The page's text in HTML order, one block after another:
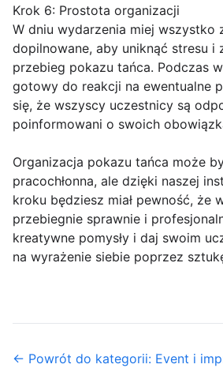
Krok 6: Prostota organizacji
W dniu wydarzenia miej wszystko
dopilnowane, aby uniknąć stresu i
przebieg pokazu tańca. Podczas
gotowy do reakcji na ewentualne
się, że wszyscy uczestnicy są
poinformowani o swoich
Organizacja pokazu tańca może
pracochłonna, ale dzięki naszej
kroku będziesz miał pewność, że
przebiegnie sprawnie i
kreatywne pomysły i daj swoim
na wyrażenie siebie poprzez
← Powrót do kategorii: Event i